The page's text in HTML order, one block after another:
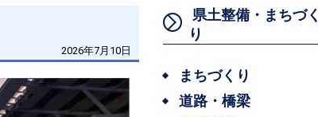
2026年7月10日
県土整備・まちづく
り
まちづくり
道路・橋梁